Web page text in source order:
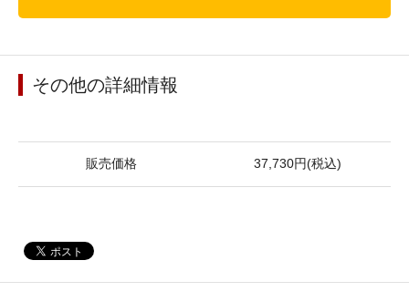
その他の詳細情報
販売価格 37,730円(税込)